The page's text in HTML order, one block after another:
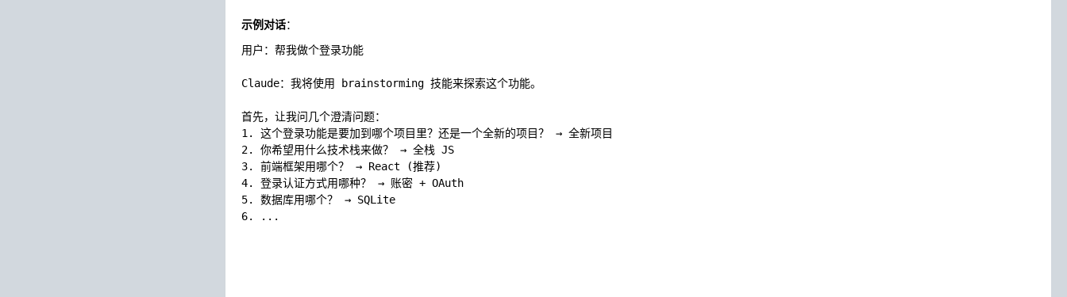
示例对话：
用户：帮我做个登录功能
Claude：我将使用 brainstorming 技能来探索这个功能。
首先，让我问几个澄清问题：
1. 这个登录功能是要加到哪个项目里？还是一个全新的项目？ → 全新项目
2. 你希望用什么技术栈来做？ → 全栈 JS
3. 前端框架用哪个？ → React (推荐)
4. 登录认证方式用哪种？ → 账密 + OAuth
5. 数据库用哪个？ → SQLite